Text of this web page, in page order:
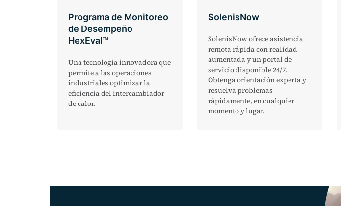
Programa de Monitoreo
de Desempeño
HexEvalTM
Una tecnología innovadora que
permite a las operaciones
industriales optimizar la
eficiencia del intercambiador
de calor.
SolenisNow
SolenisNow ofrece asistencia
remota rápida con realidad
aumentada y un portal de
servicio disponible 24/7.
Obtenga orientación experta y
resuelva problemas
rápidamente, en cualquier
momento y lugar.